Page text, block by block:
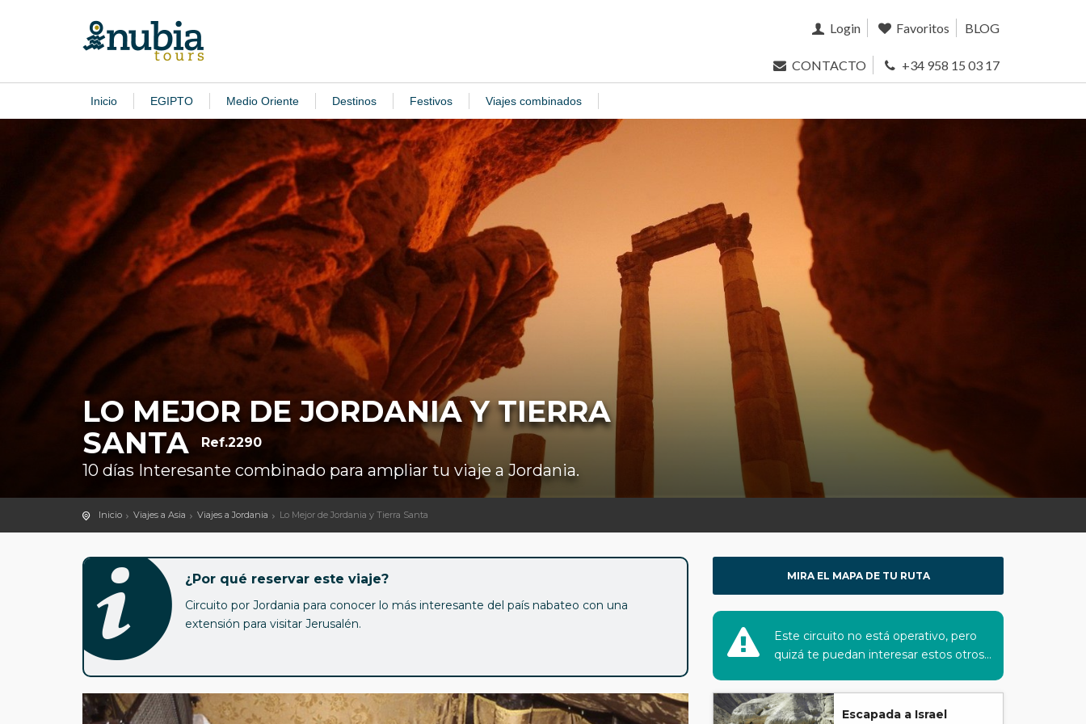
Login Favoritos BLOG
CONTACTO +34 958 15 03 17
Inicio EGIPTO Medio Oriente Destinos Festivos Viajes combinados
LO MEJOR DE JORDANIA Y TIERRA
SANTA
Ref.2290
10 días Interesante combinado para ampliar tu viaje a Jordania.
Inicio Viajes a Asia Viajes a Jordania Lo Mejor de Jordania y Tierra Santa
¿Por qué reservar este viaje?
Circuito por Jordania para conocer lo más interesante del país nabateo con una
extensión para visitar Jerusalén.
MIRA EL MAPA DE TU RUTA
Este circuito no está operativo, pero
quizá te puedan interesar estos otros...
Escapada a Israel